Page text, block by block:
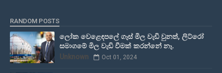
RANDOM POSTS
ලෝක වෙළෙඳපලේ ගෑස් මිල වැඩි වුනත්, ලිට්රෝ
සමාගමේ මිල වැඩි වීමක් කරන්නේ නෑ.
Unknown Oct 01, 2024